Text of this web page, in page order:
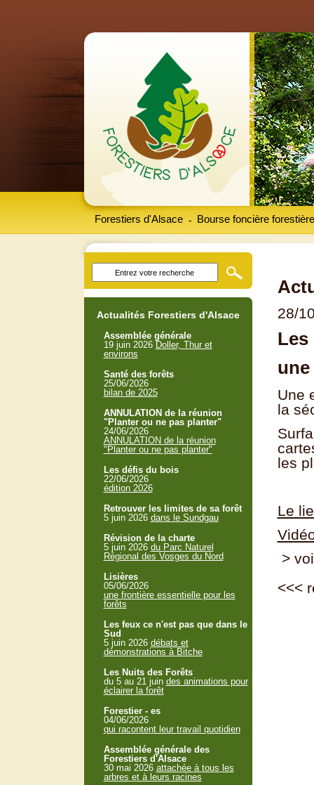
Forestiers d'Alsace Bourse foncière forestière
-
28/
Les
Une
la
les
Le
>
<<<
Actualités Forestiers d'Alsace
Assemblée générale
19 juin 2026 Doller, Thur et
environs
Santé des forêts
25/06/2026
bilan de 2025
ANNULATION de la réunion
"Planter ou ne pas planter"
24/06/2026
ANNULATION de la réunion
"Planter ou ne pas planter"
Les défis du bois
22/06/2026
édition 2026
Retrouver les limites de sa forêt
5 juin 2026 dans le Sundgau
Révision de la charte
5 juin 2026 du Parc Naturel
Régional des Vosges du Nord
Lisières
05/06/2026
une frontière essentielle pour les
forêts
Les feux ce n'est pas que dans le
Sud
5 juin 2026 débats et
démonstrations à Bitche
Les Nuits des Forêts
du 5 au 21 juin des animations pour
éclairer la forêt
Forestier - es
04/06/2026
qui racontent leur travail quotidien
Assemblée générale des
Forestiers d'Alsace
30 mai 2026 attachée à tous les
arbres et à leurs racines